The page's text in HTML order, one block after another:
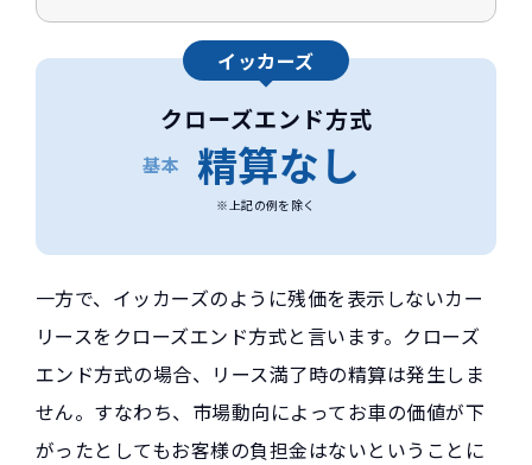
イッカーズ
クローズエンド方式
基本 精算なし
※上記の例を除く
一方で、イッカーズのように残価を表示しないカー
リースをクローズエンド方式と言います。クローズ
エンド方式の場合、リース満了時の精算は発生しま
せん。すなわち、市場動向によってお車の価値が下
がったとしてもお客様の負担金はないということに